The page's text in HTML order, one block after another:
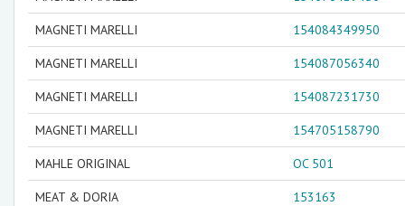
MAGNETI MARELLI 154084349950
MAGNETI MARELLI 154087056340
MAGNETI MARELLI 154087231730
MAGNETI MARELLI 154705158790
MAHLE ORIGINAL OC 501
MEAT & DORIA 153163